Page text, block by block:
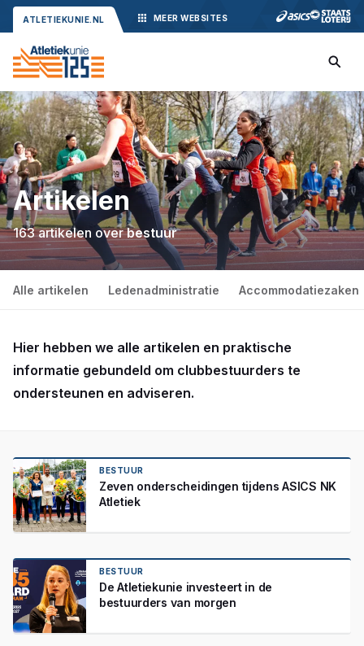
ATLETIEKUNIE.NL MEER WEBSITES
Artikelen
163 artikelen overbestuur
Alle artikelen Ledenadministratie Accommodatiezaken
Hier hebben we alle artikelen en praktische
informatie gebundeld om clubbestuurders te
ondersteunen en adviseren.
BESTUUR
Zeven onderscheidingen tijdens ASICS NK
Atletiek
BESTUUR
De Atletiekunie investeert in de
bestuurders van morgen